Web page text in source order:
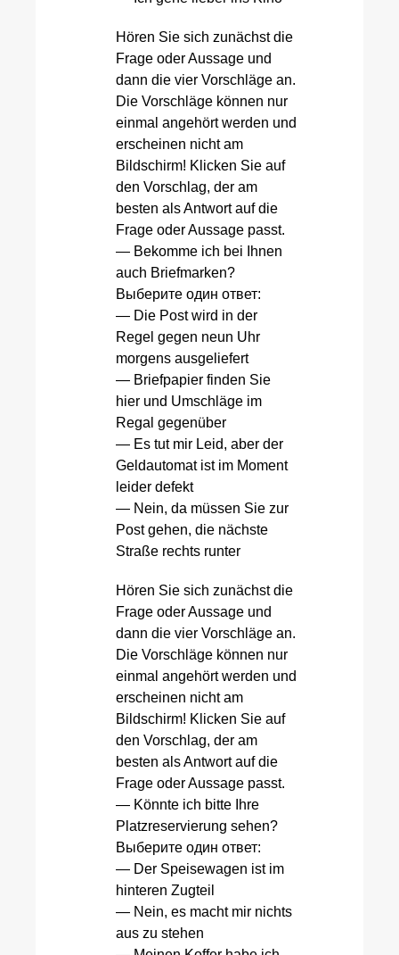
Hören Sie sich zunächst die
Frage oder Aussage und
dann die vier Vorschläge an.
Die Vorschläge können nur
einmal angehört werden und
erscheinen nicht am
Bildschirm! Klicken Sie auf
den Vorschlag, der am
besten als Antwort auf die
Frage oder Aussage passt.
— Bekomme ich bei Ihnen
auch Briefmarken?
Выберите один ответ:
— Die Post wird in der
Regel gegen neun Uhr
morgens ausgeliefert
— Briefpapier finden Sie
hier und Umschläge im
Regal gegenüber
— Es tut mir Leid, aber der
Geldautomat ist im Moment
leider defekt
— Nein, da müssen Sie zur
Post gehen, die nächste
Straße rechts runter
Hören Sie sich zunächst die
Frage oder Aussage und
dann die vier Vorschläge an.
Die Vorschläge können nur
einmal angehört werden und
erscheinen nicht am
Bildschirm! Klicken Sie auf
den Vorschlag, der am
besten als Antwort auf die
Frage oder Aussage passt.
— Könnte ich bitte Ihre
Platzreservierung sehen?
Выберите один ответ:
— Der Speisewagen ist im
hinteren Zugteil
— Nein, es macht mir nichts
aus zu stehen